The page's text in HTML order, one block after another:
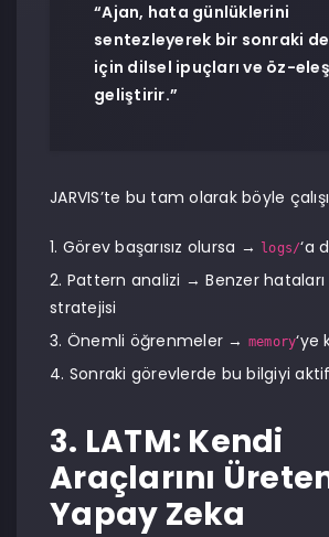
“Ajan, hata günlüklerini
sentezleyerek bir sonraki
için dilsel ipuçları ve öz-
geliştirir.”
JARVIS’te bu tam olarak böyle
Görev başarısız olursa → logs/‘a
Pattern analizi → Benzer
stratejisi
Önemli öğrenmeler → memory‘ye
Sonraki görevlerde bu bilgiyi
3. LATM: Kendi
Araçlarını
Yapay Zeka